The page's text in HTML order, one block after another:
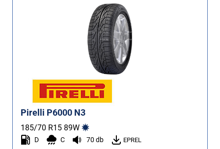
Pirelli P6000 N3
185/70 R15 89W
D C 70 db EPREL